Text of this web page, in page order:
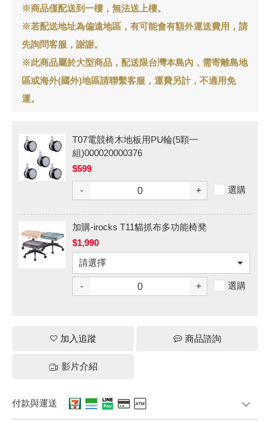
※商品僅配送到一樓，無法送上樓。
※若配送地址為偏遠地區，有可能會有額外運送費用，請
先詢問客服，謝謝。
※此商品屬於大型商品，配送限台灣本島內，需寄離島地
區或海外(國外)地區請聯繫客服，運費另計，不適用免
運。
T07電競椅木地板用PU輪(5顆一
組)000020000376
$599
- + 選購
加購-irocks T11貓抓布多功能椅凳
$1,990
- + 選購
加入追蹤 商品諮詢
影片介紹
付款與運送